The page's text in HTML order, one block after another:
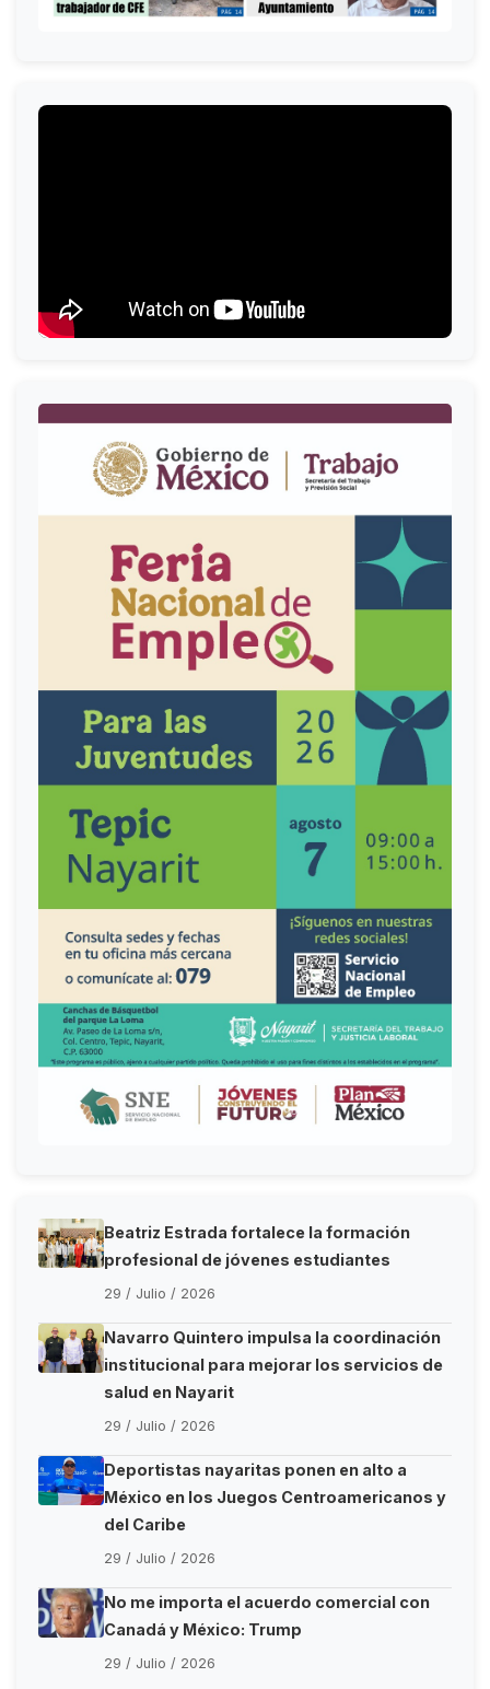
Beatriz Estrada fortalece la formación
profesional de jóvenes estudiantes
29 / Julio / 2026
Navarro Quintero impulsa la coordinación
institucional para mejorar los servicios de
salud en Nayarit
29 / Julio / 2026
Deportistas nayaritas ponen en alto a
México en los Juegos Centroamericanos y
del Caribe
29 / Julio / 2026
No me importa el acuerdo comercial con
Canadá y México: Trump
29 / Julio / 2026